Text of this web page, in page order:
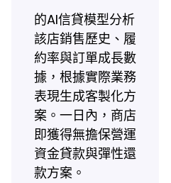
的AI信貸模型分析
該店銷售歷史、履
約率與訂單成長數
據，根據實際業務
表現生成客製化方
案。一日內，商店
即獲得無擔保營運
資金貸款與彈性還
款方案。